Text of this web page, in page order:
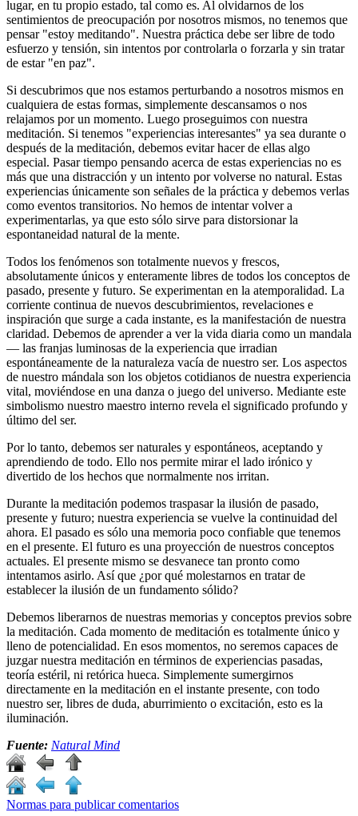
lugar, en tu propio estado, tal como es. Al olvidarnos de los
sentimientos de preocupación por nosotros mismos, no tenemos que
pensar "estoy meditando". Nuestra práctica debe ser libre de todo
esfuerzo y tensión, sin intentos por controlarla o forzarla y sin tratar
de estar "en paz".
Si descubrimos que nos estamos perturbando a nosotros mismos en
cualquiera de estas formas, simplemente descansamos o nos
relajamos por un momento. Luego proseguimos con nuestra
meditación. Si tenemos "experiencias interesantes" ya sea durante o
después de la meditación, debemos evitar hacer de ellas algo
especial. Pasar tiempo pensando acerca de estas experiencias no es
más que una distracción y un intento por volverse no natural. Estas
experiencias únicamente son señales de la práctica y debemos verlas
como eventos transitorios. No hemos de intentar volver a
experimentarlas, ya que esto sólo sirve para distorsionar la
espontaneidad natural de la mente.
Todos los fenómenos son totalmente nuevos y frescos,
absolutamente únicos y enteramente libres de todos los conceptos de
pasado, presente y futuro. Se experimentan en la atemporalidad. La
corriente continua de nuevos descubrimientos, revelaciones e
inspiración que surge a cada instante, es la manifestación de nuestra
claridad. Debemos de aprender a ver la vida diaria como un mandala
― las franjas luminosas de la experiencia que irradian
espontáneamente de la naturaleza vacía de nuestro ser. Los aspectos
de nuestro mándala son los objetos cotidianos de nuestra experiencia
vital, moviéndose en una danza o juego del universo. Mediante este
simbolismo nuestro maestro interno revela el significado profundo y
último del ser.
Por lo tanto, debemos ser naturales y espontáneos, aceptando y
aprendiendo de todo. Ello nos permite mirar el lado irónico y
divertido de los hechos que normalmente nos irritan.
Durante la meditación podemos traspasar la ilusión de pasado,
presente y futuro; nuestra experiencia se vuelve la continuidad del
ahora. El pasado es sólo una memoria poco confiable que tenemos
en el presente. El futuro es una proyección de nuestros conceptos
actuales. El presente mismo se desvanece tan pronto como
intentamos asirlo. Así que ¿por qué molestarnos en tratar de
establecer la ilusión de un fundamento sólido?
Debemos liberarnos de nuestras memorias y conceptos previos sobre
la meditación. Cada momento de meditación es totalmente único y
lleno de potencialidad. En esos momentos, no seremos capaces de
juzgar nuestra meditación en términos de experiencias pasadas,
teoría estéril, ni retórica hueca. Simplemente sumergirnos
directamente en la meditación en el instante presente, con todo
nuestro ser, libres de duda, aburrimiento o excitación, esto es la
iluminación.
Fuente: Natural Mind
Normas para publicar comentarios